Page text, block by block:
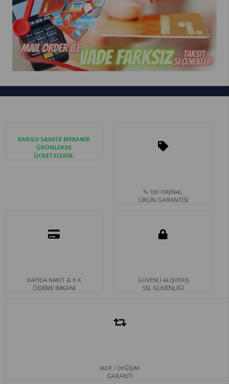
KARGO SADECE MEKANİK
ÜRÜNLERDE
ÜCRETSİZDİR.
% 100 ORJİNAL
ÜRÜN GARANTİSİ
KAPIDA NAKİT & K.K
ÖDEME İMKANI
GÜVENLİ ALIŞVERİŞ
SSL GÜVENLİĞİ
İADE / DEĞİŞİM
GARANTİ